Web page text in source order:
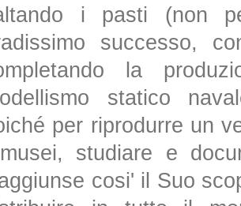
i pasti (non
successo,
la
statico
per riprodurre un
studiare e
cosi' il Suo